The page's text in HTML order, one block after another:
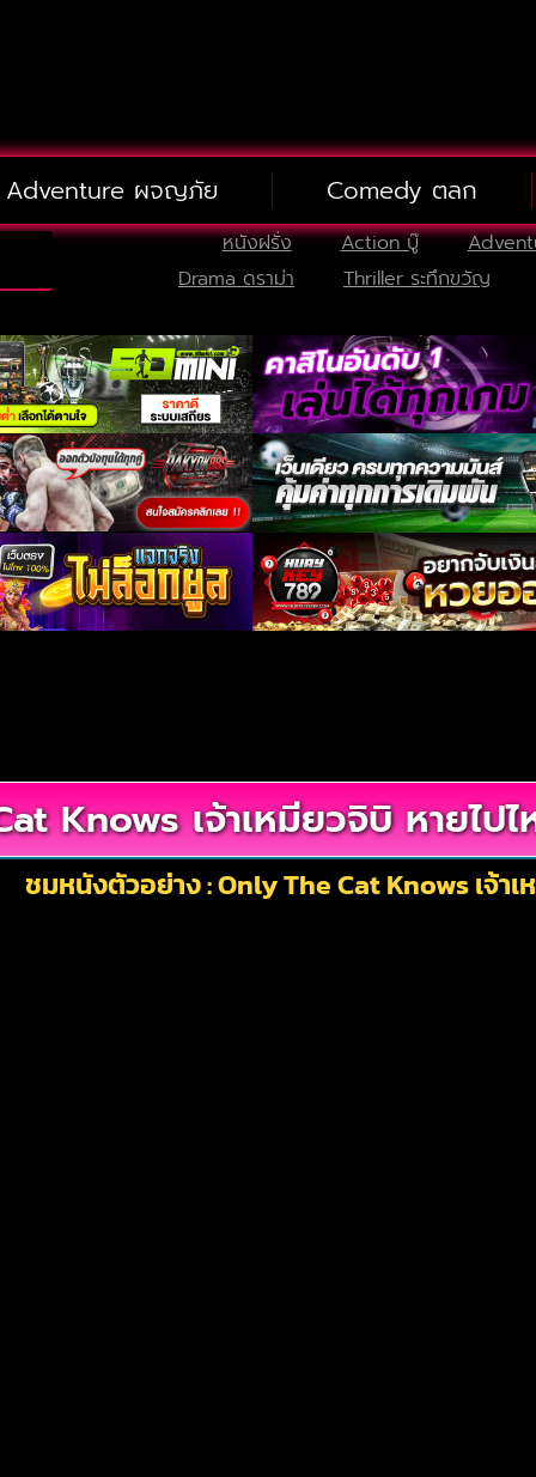
Adventure ผจญภัย Comedy ตลก
หนังฝรั่ง Action บู๊
Drama ดราม่า
Thriller ระทึกขวัญ
Knows เจ้าเหมียวจิบิ หายไปไ
ชมหนังตัวอย่าง : Only The Cat Knows เจ้าเ